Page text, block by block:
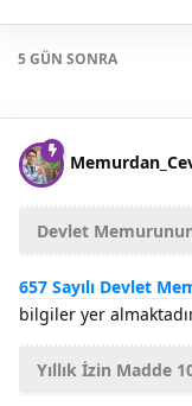
5 GÜN SONRA
Devlet
657 Sayılı Devlet
bilgiler yer
Yıllık İzin Madde